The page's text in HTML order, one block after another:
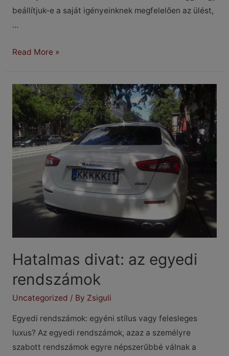
beállítjuk-e a saját igényeinknek megfelelően az ülést,
…
Tükrök,
ülés
beállítása
Read More »
Hatalmas divat: az egyedi
rendszámok
Uncategorized / By Zsiguli
Egyedi rendszámok: egyéni stílus vagy felesleges
luxus? Az egyedi rendszámok, azaz a személyre
szabott rendszámok egyre népszerűbbé válnak a